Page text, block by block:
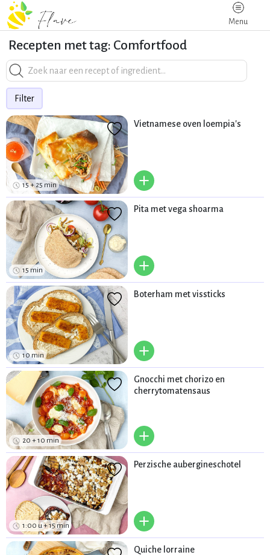
Menu
Recepten met tag: Comfortfood
Filter
15 + 25 min
Vietnamese oven loempia's
+
15 min
Pita met vega shoarma
+
10 min
Boterham met vissticks
+
20 + 10 min
Gnocchi met chorizo en
cherrytomatensaus
+
1:00 u + 15 min
Perzische aubergineschotel
+
Quiche lorraine